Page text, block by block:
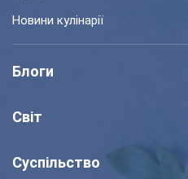
Новини кулінарії
Блоги
Світ
Суспільство